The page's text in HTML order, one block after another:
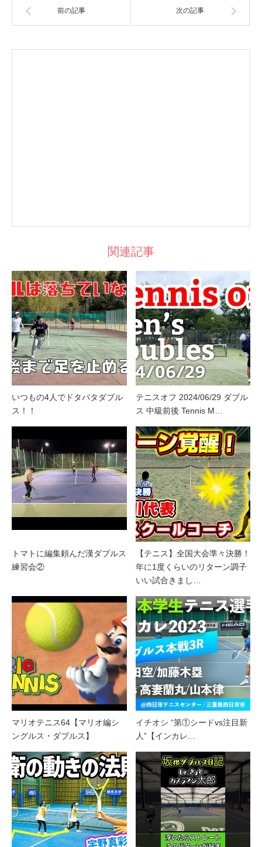
前の記事 次の記事
関連記事
いつもの4人でドタバタダブル
ス！！
テニスオフ 2024/06/29 ダブル
ス 中級前後 Tennis M…
トマトに編集頼んだ漢ダブルス
練習会②
【テニス】全国大会準々決勝！
年に1度くらいのリターン調子
いい試合きまし…
マリオテニス64【マリオ編シ
ングルス・ダブルス】
イチオシ “第①シードvs注目新
人”【インカレ…